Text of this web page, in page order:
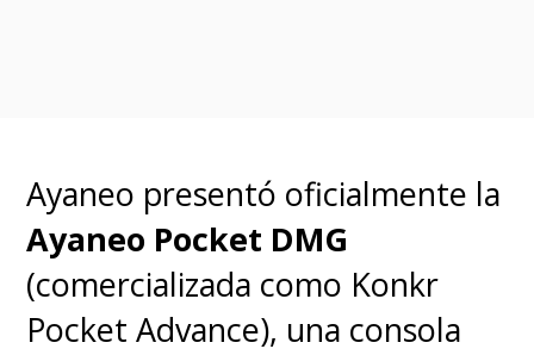
Ayaneo presentó oficialmente la
Ayaneo Pocket DMG
(comercializada como Konkr
Pocket Advance), una consola